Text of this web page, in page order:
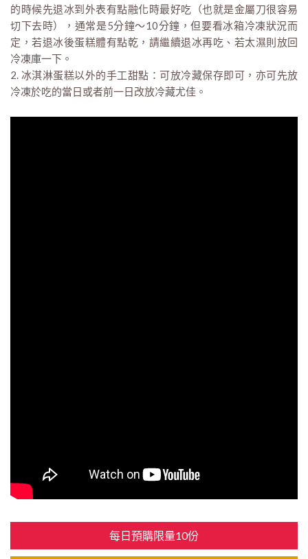
的時候先退冰到外表有點融化時最好吃（也就是金屬刀很容易
切下去時），通常是5分鐘～10分鐘，但要看冰箱冷凍狀況而
定，若退冰後蛋糕體有點乾，請繼續退冰再吃、若太濕則放回
冷凍庫一下。
2. 冰淇淋蛋糕以外的手工甜點：可放冷藏保存即可，亦可先放
冷凍於吃的當日或者前一日改放冷藏尤佳。
每日預購限量10份